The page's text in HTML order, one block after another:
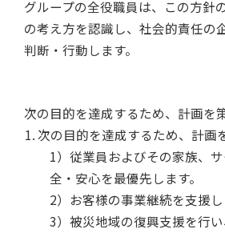
グループの全役職員は、この方針
の考え方を認識し、社会的責任の
判断・行動します。
次の目的を達成するため、計画を
次の目的を達成するため、計画
1）従業員およびその家族、
全・安心を最優先します。
2）お客様の事業継続を支援し
3）被災地域の復興支援を行